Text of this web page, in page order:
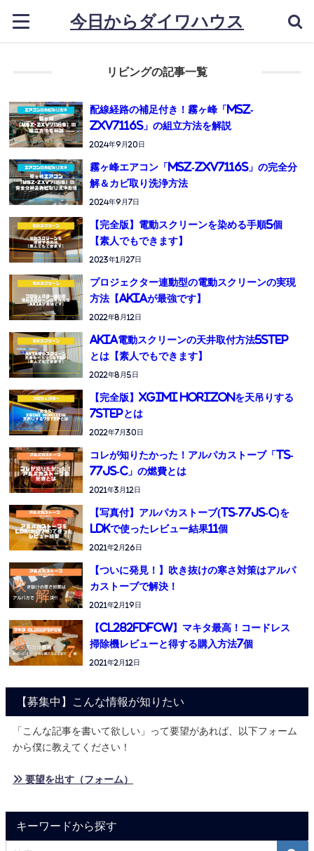
今日からダイワハウス
リビングの記事一覧
配線経路の補足付き！霧ヶ峰「MSZ-
ZXV7116S」の組立方法を解説
2024年9月20日
霧ヶ峰エアコン「MSZ-ZXV7116S」の完全分
解＆カビ取り洗浄方法
2024年9月7日
【完全版】電動スクリーンを染める手順5個
【素人でもできます】
2023年1月27日
プロジェクター連動型の電動スクリーンの実現
方法【AKIAが最強です】
2022年8月12日
AKIA電動スクリーンの天井取付方法5STEP
とは【素人でもできます】
2022年8月5日
【完全版】XGIMI HORIZONを天吊りする
7STEPとは
2022年7月30日
コレが知りたかった！アルパカストーブ「TS-
77JS-C」の燃費とは
2021年3月12日
【写真付】アルパカストーブ(TS-77JS-C)を
LDKで使ったレビュー結果11個
2021年2月26日
【ついに発見！】吹き抜けの寒さ対策はアルパ
カストーブで解決！
2021年2月19日
【CL282FDFCW】マキタ最高！コードレス
掃除機レビューと得する購入方法7個
2021年2月12日
【募集中】こんな情報が知りたい
「こんな記事を書いて欲しい」って要望があれば、以下フォーム
から僕に教えてください！
» 要望を出す（フォーム）
キーワードから探す